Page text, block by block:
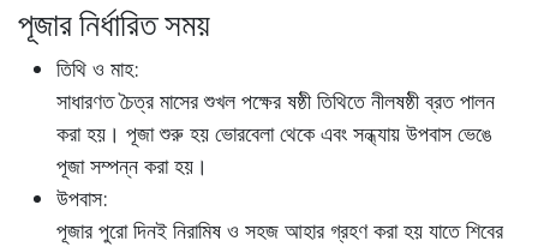
পূজার নির্ধারিত সময়
তিথি ও মাহ:
সাধারণত চৈত্র মাসের শুখল পক্ষের ষষ্ঠী তিথিতে নীলষষ্ঠী ব্রত পালন
করা হয়। পূজা শুরু হয় ভোরবেলা থেকে এবং সন্ধ্যায় উপবাস ভেঙে
পূজা সম্পন্ন করা হয়।
উপবাস:
পূজার পুরো দিনই নিরামিষ ও সহজ আহার গ্রহণ করা হয় যাতে শিবের